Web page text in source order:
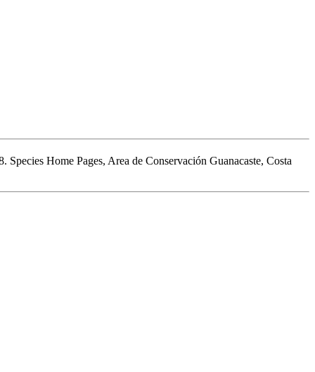
Home Pages, Area de Conservación Guanacaste, Costa